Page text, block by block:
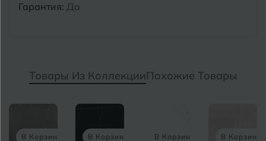
Гарантия: Да
Товары Из КоллекцииПохожие Товары
В Корзину В Корзину В Корзину В Корзину